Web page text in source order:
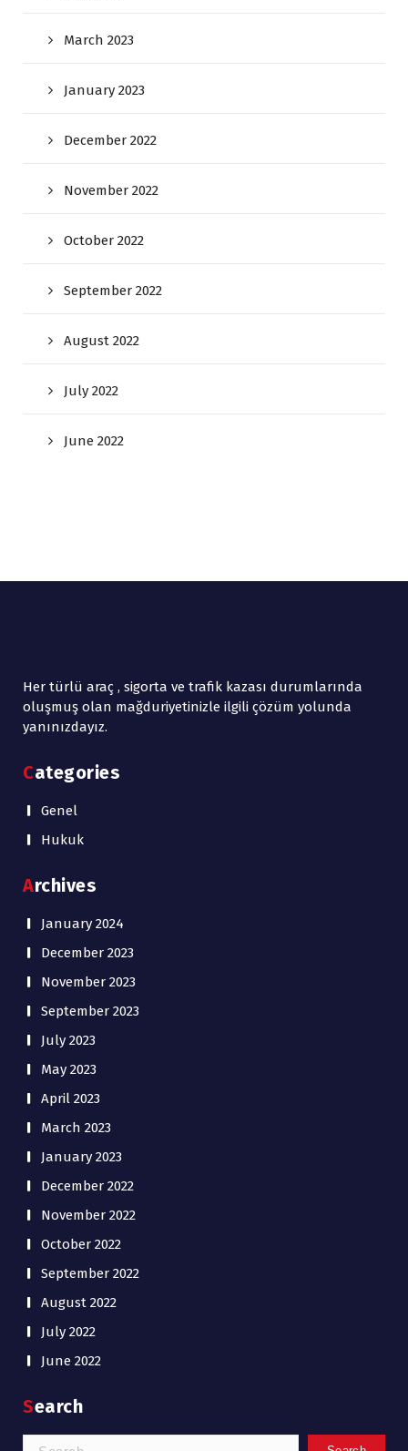
March 2023
January 2023
December 2022
November 2022
October 2022
September 2022
August 2022
July 2022
June 2022
Her türlü araç , sigorta ve trafik kazası durumlarında
oluşmuş olan mağduriyetinizle ilgili çözüm yolunda
yanınızdayız.
Categories
Genel
Hukuk
Archives
January 2024
December 2023
November 2023
September 2023
July 2023
May 2023
April 2023
March 2023
January 2023
December 2022
November 2022
October 2022
September 2022
August 2022
July 2022
June 2022
Search
Search